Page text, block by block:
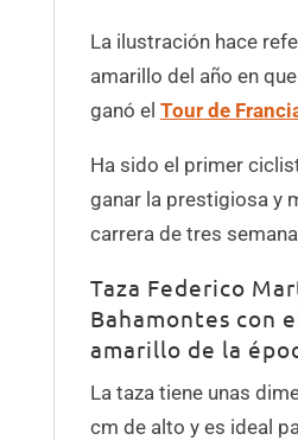
La ilustración hace
amarillo del año en
ganó el Tour de
Ha sido el primer
ganar la prestigiosa y
carrera de tres
Taza Federico
Bahamontes con
amarillo de la
La taza tiene unas
cm de alto y es ideal